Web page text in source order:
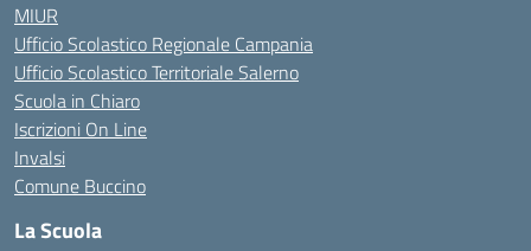
MIUR
Ufficio Scolastico Regionale Campania
Ufficio Scolastico Territoriale Salerno
Scuola in Chiaro
Iscrizioni On Line
Invalsi
Comune Buccino
La Scuola